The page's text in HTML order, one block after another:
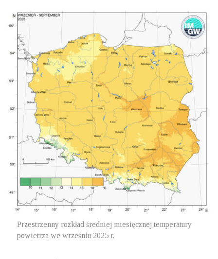
Przestrzenny rozkład średniej miesięcznej temperatury
powietrza we wrześniu 2025 r.